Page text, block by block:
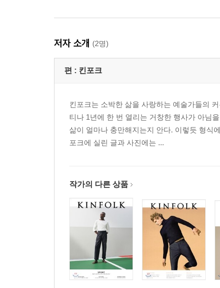
저자 소개 (2명)
편 : 킨포크
킨포크는 소박한 삶을 사랑하는 예술가들의
티나 1년에 한 번 열리는 거창한 행사가 아님
삶이 얼마나 충만해지는지 안다. 이렇듯 형식
포크에 실린 글과 사진에는 ...
작가의 다른 상품